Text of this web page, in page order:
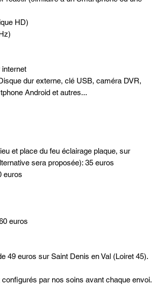
HD)
dur externe, clé USB, caméra DVR,
Android et autres...
et place du feu éclairage plaque, sur
sera proposée): 35 euros
euros
euros
49 euros sur Saint Denis en Val (Loiret 45).
par nos soins avant chaque envoi.